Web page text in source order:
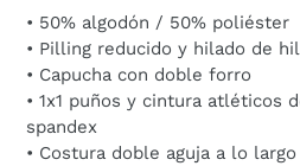
• 50% algodón / 50% poliéster
• Pilling reducido y hilado de
• Capucha con doble forro
• 1x1 puños y cintura atléticos
spandex
• Costura doble aguja a lo largo